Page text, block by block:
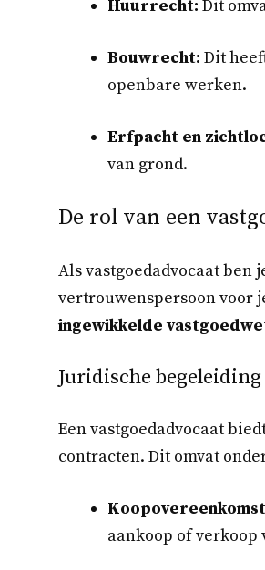
Huurrecht: Dit
Bouwrecht: Dit
openbare werken.
Erfpacht en
van grond.
De rol van een
Als vastgoedadvocaat ben
vertrouwenspersoon voor
ingewikkelde
Juridische begeleiding
Een vastgoedadvocaat
contracten. Dit omvat
aankoop of verkoop